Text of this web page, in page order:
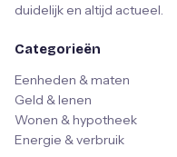
duidelijk en altijd actueel.
Categorieën
Eenheden & maten
Geld & lenen
Wonen & hypotheek
Energie & verbruik